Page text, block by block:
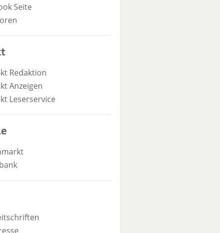
Seite
Redaktion
Anzeigen
Leserservice